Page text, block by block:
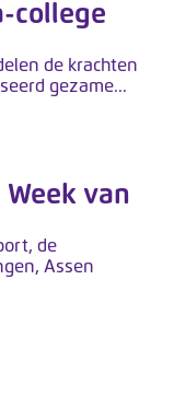
college
de krachten
gezame...
van
de
Assen